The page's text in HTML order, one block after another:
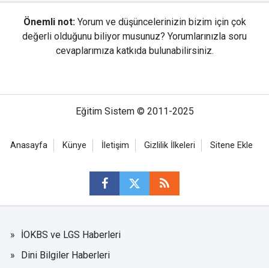
Önemli not: Yorum ve düşüncelerinizin bizim için çok
değerli olduğunu biliyor musunuz? Yorumlarınızla soru
cevaplarımıza katkıda bulunabilirsiniz.
Eğitim Sistem © 2011-2025
Anasayfa Künye İletişim Gizlilik İlkeleri Sitene Ekle
İOKBS ve LGS Haberleri
Dini Bilgiler Haberleri